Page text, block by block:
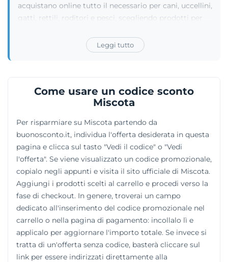
acquistano online tutto il necessario per cani, uccellini,
gatti, rettili, roditori e pesci, scegliendo prodotti per
ospita etichette come SUMSU, Advance, Hantu, Hill's
Science Plan e Royal Canin. Gli utenti registrano il loro
confezioni a domicilio. Pipette, guinzagli e mangimi di
alta qualità coprono le necessità nutrizionali e
padroni dalla fatica degli acquisti ricorrenti.
Leggi tutto
Come usare un codice sconto
Miscota
Per risparmiare su Miscota partendo da
buonosconto.it, individua l'offerta desiderata in questa
pagina e clicca sul tasto "Vedi il codice" o "Vedi
l'offerta". Se viene visualizzato un codice promozionale,
copialo negli appunti e visita il sito ufficiale di Miscota.
Aggiungi i prodotti scelti al carrello e procedi verso la
fase di checkout. In genere, troverai un campo
dedicato all'inserimento del codice promozionale nel
carrello o nella pagina di pagamento: incollalo lì e
applicalo per aggiornare l'importo totale. Se invece si
tratta di un'offerta senza codice, basterà cliccare sul
link per essere indirizzati direttamente alla